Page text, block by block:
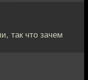
так что зачем